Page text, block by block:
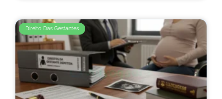
Direito Das Gestantes